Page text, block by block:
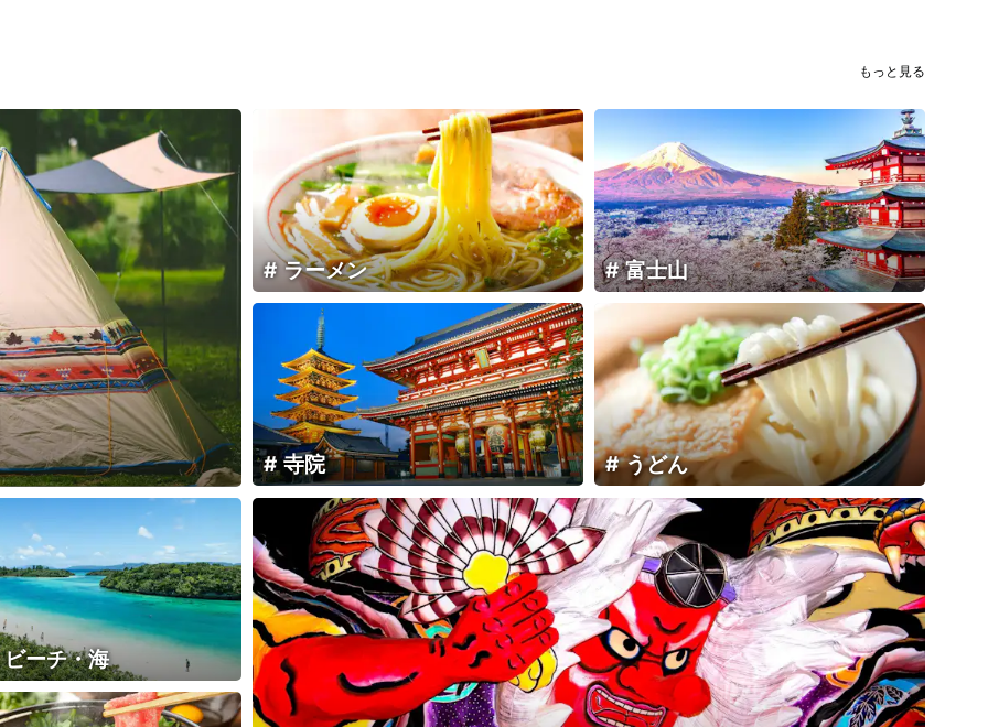
もっと見る
ラーメン 富士山
寺院 うどん
ーチ・海